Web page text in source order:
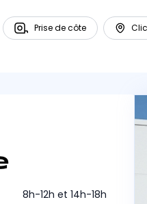
Prise de côte
8h-12h et 14h-18h